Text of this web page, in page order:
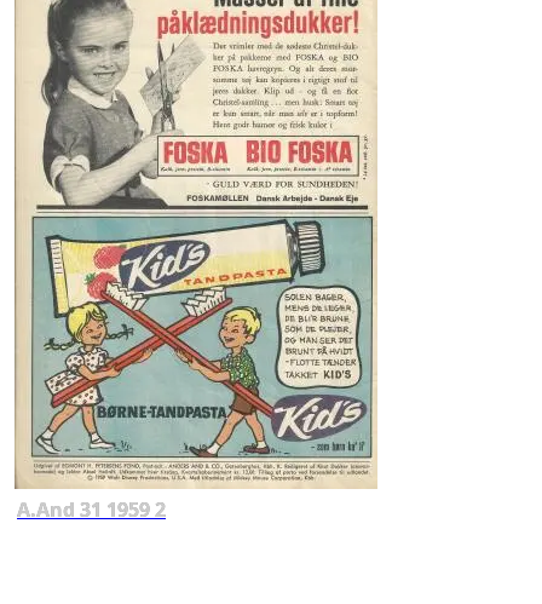
A.And 31 1959 2